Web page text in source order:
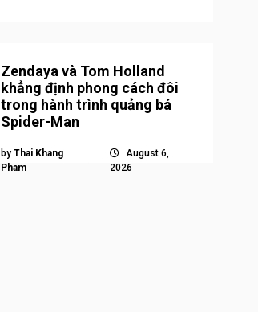
Zendaya và Tom Holland
khẳng định phong cách đôi
trong hành trình quảng bá
Spider-Man
by Thai Khang
Pham
August 6,
2026